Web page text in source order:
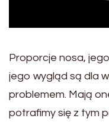
Proporcje nosa,
jego wygląd są dla
problemem. Mają
potrafimy się z tym